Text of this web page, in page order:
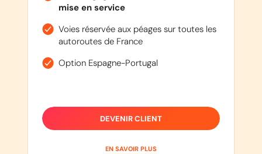
mise en service
Voies réservée aux péages sur toutes les
autoroutes de France
Option Espagne-Portugal
DEVENIR CLIENT
EN SAVOIR PLUS